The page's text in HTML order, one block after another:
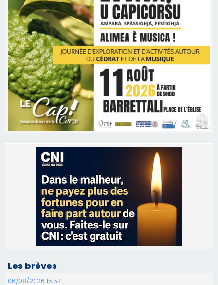
Les brèves
06/08/2026 15:57
Ucciani – Marché des producteurs à Cruculi le
06/08/2026 15:25
Corte – L’association A Nuciola organise une
06/08/2026 15:04